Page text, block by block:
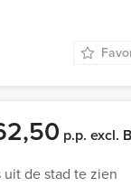
p.p. excl.
de stad te zien